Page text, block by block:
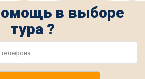
в выборе
тура ?